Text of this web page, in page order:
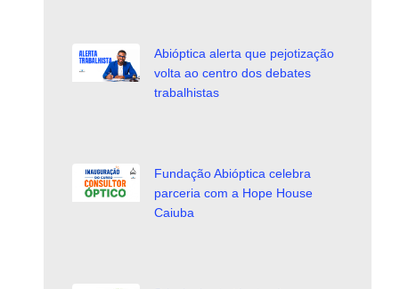
Abióptica alerta que pejotização
volta ao centro dos debates
trabalhistas
Fundação Abióptica celebra
parceria com a Hope House
Caiuba